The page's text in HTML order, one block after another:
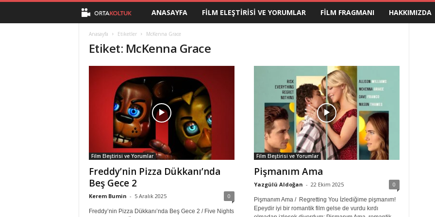
t
a
K
o
t
ANASAYFA FILM ELEŞTIRISI VE YORUMLAR FILM FRAGMANI HAKKIMIZDA
Anasayfa Etiketler McKenna Grace
Etiket: McKenna Grace
Film Eleştirisi ve Yorumlar
Freddy’nin Pizza Dükkanı’nda
Beş Gece 2
Kerem Bumin - 5 Aralık 2025 0
Freddy’nin Pizza Dükkanı’nda Beş Gece 2 / Five Nights
Film Eleştirisi ve Yorumlar
Pişmanım Ama
Yazgülü Aldoğan - 22 Ekim 2025 0
Pişmanım Ama / Regretting You İzlediğime pişmanım!
Epeydir iyi bir romantik film gelse de vurdu kırdı